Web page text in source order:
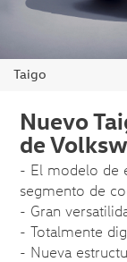
Taigo
Nuevo
de
- El modelo de
segmento de
- Gran
- Totalmente
- Nueva